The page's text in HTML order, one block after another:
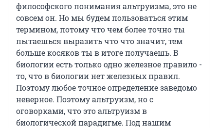
философского понимания альтруизма, это не
совсем он. Но мы будем пользоваться этим
термином, потому что чем более точно ты
пытаешься выразить что что значит, тем
больше косяков ты в итоге получаешь. В
биологии есть только одно железное правило -
то, что в биологии нет железных правил.
Поэтому любое точное определение заведомо
неверное. Поэтому альтруизм, но с
оговорками, что это альтруизм в
биологической парадигме. Под нашим